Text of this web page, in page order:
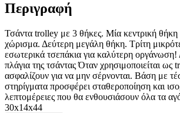
Περιγραφή
Τσάντα trolley με 3 θήκες. Μία κεντρική θήκη
χώρισμα. Δεύτερη μεγάλη θήκη. Τρίτη
εσωτερικά τσεπάκια για καλύτερη
πλάγια της τσάντας Όταν χρησιμοποιείται ως
ασφαλίζουν για να μην σέρνονται. Βάση με
στηρίγματα προσφέρει σταθεροποίηση και
λεπτομέρειες που θα ενθουσιάσουν όλα τα
30x14x44